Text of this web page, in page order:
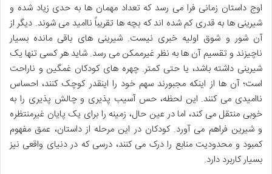
اوج داستان زمانی فرا می رسد که تعداد مهمان ها به حدی زیاد شده و
شیرینی ها به قدری کم شده اند که بچه ها تقریباً ناامید می شوند. دیگر از
آن شور و شوق اولیه خبری نیست. شیرینی های باقی مانده بسیار
ناچیزند و تقسیم آن ها به نظر غیرممکن می رسد. شاید هر کسی تنها یک
شیرینی داشته باشد، یا حتی کمتر. چهره های کودکان غمگین و ناراحت
است؛ آن ها از اینکه مجبورند سهم خود را اینقدر کوچک کنند، احساس
ناامیدی می کنند. این لحظه، حس آسیب پذیری و چالش پذیری را به
خوبی منتقل می کند، اما در عین حال، زمینه را برای یک پایان غیرمنتظره
و شیرین فراهم می آورد. کودکان در این مرحله از داستان، عمق مفهوم
کمبود و محدودیت منابع را درک می کنند، درسی که در دنیای واقعی نیز
بسیار کاربرد دارد.